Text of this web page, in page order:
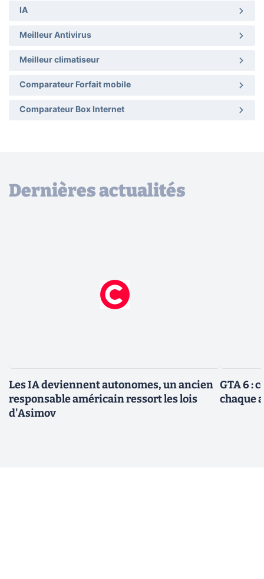
IA
Meilleur Antivirus
Meilleur climatiseur
Comparateur Forfait mobile
Comparateur Box Internet
Dernières actualités
Les IA deviennent autonomes, un ancien
responsable américain ressort les lois
d'Asimov
GTA 6 :
chaque